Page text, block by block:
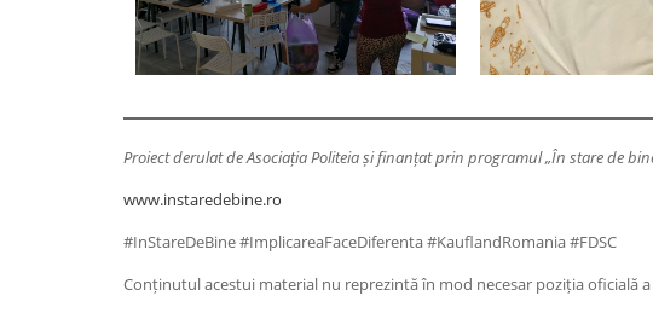
Proiect derulat de Asociația Politeia și finanțat prin programul „În stare de
www.instaredebine.ro
#InStareDeBine #ImplicareaFaceDiferenta #KauflandRomania #FDSC
Conținutul acestui material nu reprezintă în mod necesar poziția oficială